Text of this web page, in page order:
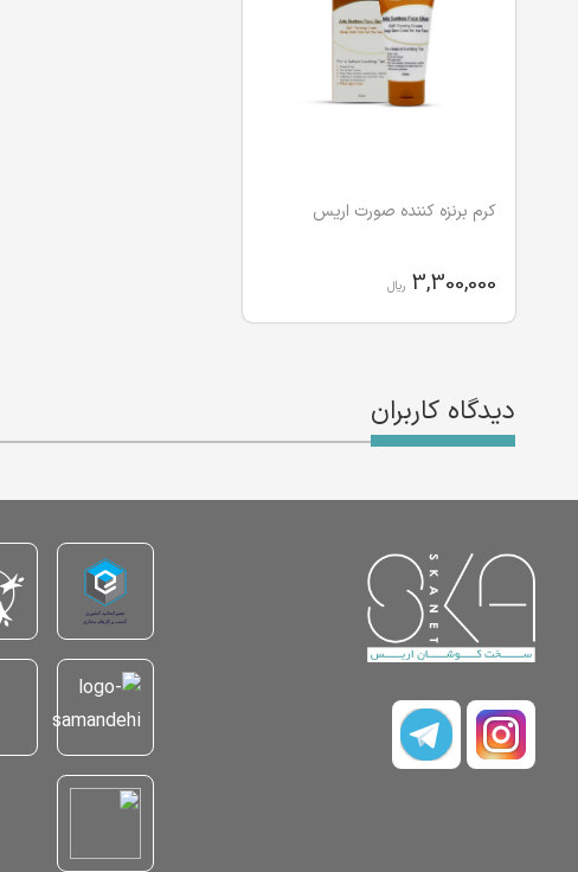
کرم برنزه کننده صورت اریس
3,300,000 ریال
دیدگاه کاربران